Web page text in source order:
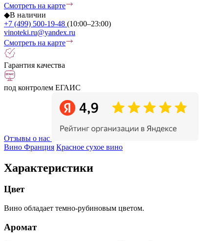
Смотреть на карте
◆В наличии
+7 (499) 500-19-48 (10:00–23:00)
vinoteki.ru@yandex.ru
Смотреть на карте
Гарантия качества
под контролем ЕГАИС
Отзывы о нас
Вино Франция Красное сухое вино
Характеристики
Цвет
Вино обладает темно-рубиновым цветом.
Аромат